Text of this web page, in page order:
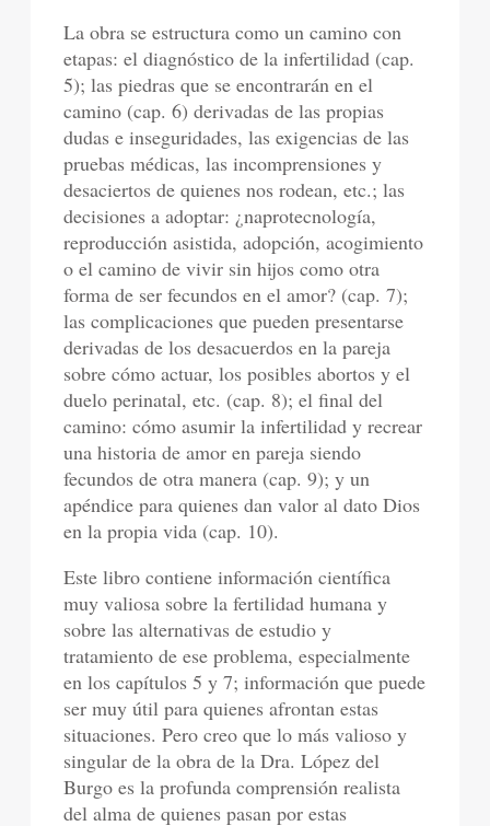
La obra se estructura como un camino con
etapas: el diagnóstico de la infertilidad (cap.
5); las piedras que se encontrarán en el
camino (cap. 6) derivadas de las propias
dudas e inseguridades, las exigencias de las
pruebas médicas, las incomprensiones y
desaciertos de quienes nos rodean, etc.; las
decisiones a adoptar: ¿naprotecnología,
reproducción asistida, adopción, acogimiento
o el camino de vivir sin hijos como otra
forma de ser fecundos en el amor? (cap. 7);
las complicaciones que pueden presentarse
derivadas de los desacuerdos en la pareja
sobre cómo actuar, los posibles abortos y el
duelo perinatal, etc. (cap. 8); el final del
camino: cómo asumir la infertilidad y recrear
una historia de amor en pareja siendo
fecundos de otra manera (cap. 9); y un
apéndice para quienes dan valor al dato Dios
en la propia vida (cap. 10).
Este libro contiene información científica
muy valiosa sobre la fertilidad humana y
sobre las alternativas de estudio y
tratamiento de ese problema, especialmente
en los capítulos 5 y 7; información que puede
ser muy útil para quienes afrontan estas
situaciones. Pero creo que lo más valioso y
singular de la obra de la Dra. López del
Burgo es la profunda comprensión realista
del alma de quienes pasan por estas